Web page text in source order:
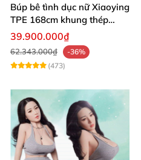
Búp bê tình dục nữ Xiaoying
TPE 168cm khung thép
không gỉ 1:1
39.900.000₫
62.343.000₫
-36%
(473)